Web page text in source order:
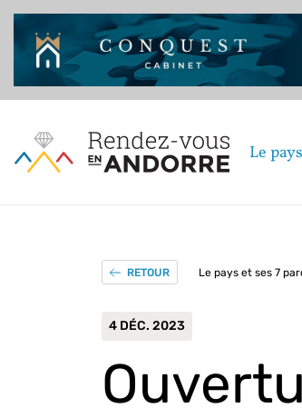
Le pays
RETOUR Le pays et ses 7
4 DÉC. 2023